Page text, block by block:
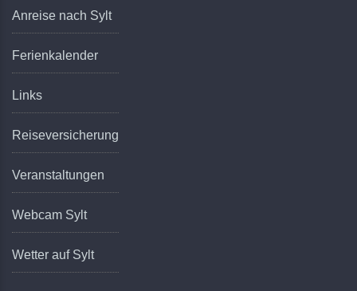
Anreise nach Sylt
Ferienkalender
Links
Reiseversicherung
Veranstaltungen
Webcam Sylt
Wetter auf Sylt